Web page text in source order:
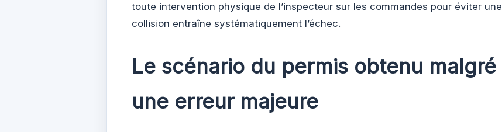
toute intervention physique de l’inspecteur sur les commandes pour éviter une
collision entraîne systématiquement l’échec.
Le scénario du permis obtenu malgré
une erreur majeure